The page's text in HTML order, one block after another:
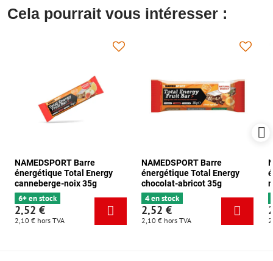
Cela pourrait vous intéresser :
NAMEDSPORT Barre
énergétique Total Energy
canneberge-noix 35g
6+ en stock
2,52 €
2,10 € hors TVA
NAMEDSPORT Barre
énergétique Total Energy
chocolat-abricot 35g
4 en stock
2,52 €
2,10 € hors TVA